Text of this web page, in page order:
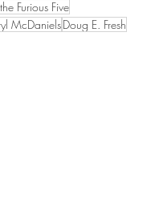
Furious Five
McDanielsDoug E. Fresh